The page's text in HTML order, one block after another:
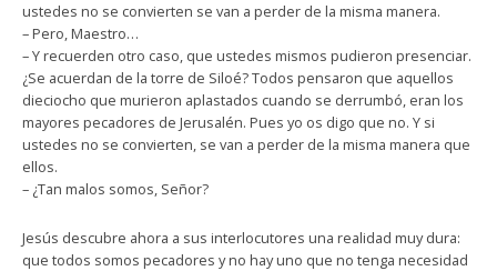
ustedes no se convierten se van a perder de la misma manera.
– Pero, Maestro…
– Y recuerden otro caso, que ustedes mismos pudieron presenciar.
¿Se acuerdan de la torre de Siloé? Todos pensaron que aquellos
dieciocho que murieron aplastados cuando se derrumbó, eran los
mayores pecadores de Jerusalén. Pues yo os digo que no. Y si
ustedes no se convierten, se van a perder de la misma manera que
ellos.
– ¿Tan malos somos, Señor?
Jesús descubre ahora a sus interlocutores una realidad muy dura:
que todos somos pecadores y no hay uno que no tenga necesidad